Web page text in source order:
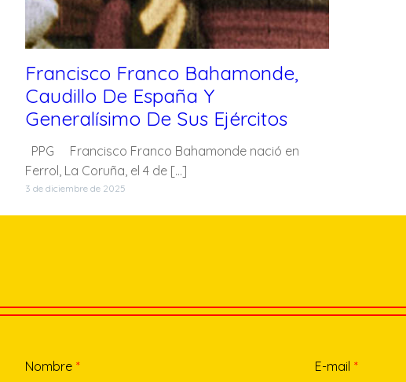
Francisco Franco Bahamonde,
Caudillo De España Y
Generalísimo De Sus Ejércitos
PPG Francisco Franco Bahamonde nació en
Ferrol, La Coruña, el 4 de […]
3 de diciembre de 2025
Nombre * E-mail *